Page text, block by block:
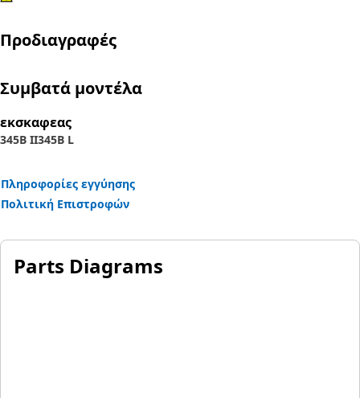
Προδιαγραφές
Συμβατά μοντέλα
εκσκαφεας
345B II345B L
Πληροφορίες εγγύησης
Πολιτική Επιστροφών
Parts Diagrams